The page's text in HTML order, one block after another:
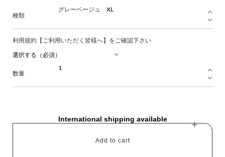
種類
利用規約【ご利用いただく皆様へ】をご確認下さい
数量
International shipping available
Add to cart